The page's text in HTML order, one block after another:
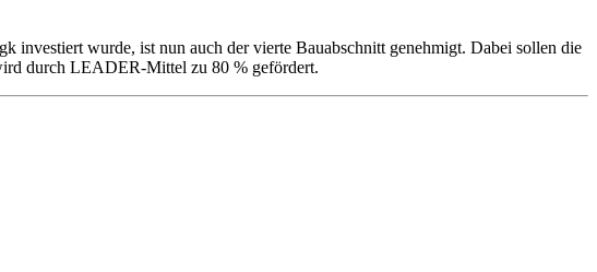
wurde, ist nun auch der vierte Bauabschnitt genehmigt. Dabei sollen die
durch LEADER-Mittel zu 80 % gefördert.